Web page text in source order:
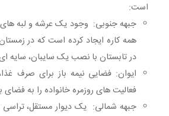
است:
جبهه جنوبی: وجود یک عرشه و لبه
همه کاره ایجاد کرده است که در
در تابستان با نصب یک سایبان، سایه
ایوان: فضایی نیمه باز برای صرف
فعالیت های روزمره خانواده را به فضای
جبهه شمالی: یک دیوار مستقل، تراسی